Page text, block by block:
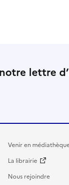
lettre
Venir en
La librairie
Nous rejoindre